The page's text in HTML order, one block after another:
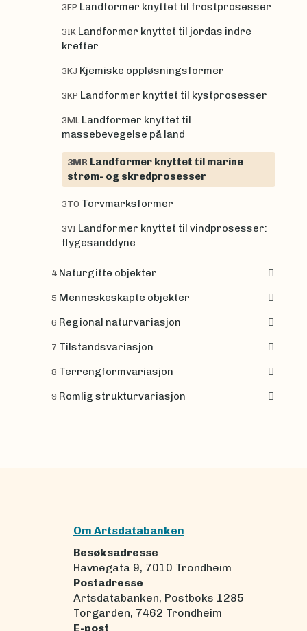
3FP Landformer knyttet til frostprosesser
3IK Landformer knyttet til jordas indre
krefter
3KJ Kjemiske oppløsningsformer
3KP Landformer knyttet til kystprosesser
3ML Landformer knyttet til
massebevegelse på land
3MR Landformer knyttet til marine
strøm- og skredprosesser
3TO Torvmarksformer
3VI Landformer knyttet til vindprosesser:
flygesanddyne
4 Naturgitte objekter
5 Menneskeskapte objekter
6 Regional naturvariasjon
7 Tilstandsvariasjon
8 Terrengformvariasjon
9 Romlig strukturvariasjon
Om Artsdatabanken
Besøksadresse
Havnegata 9, 7010 Trondheim
Postadresse
Artsdatabanken, Postboks 1285
Torgarden, 7462 Trondheim
E-post